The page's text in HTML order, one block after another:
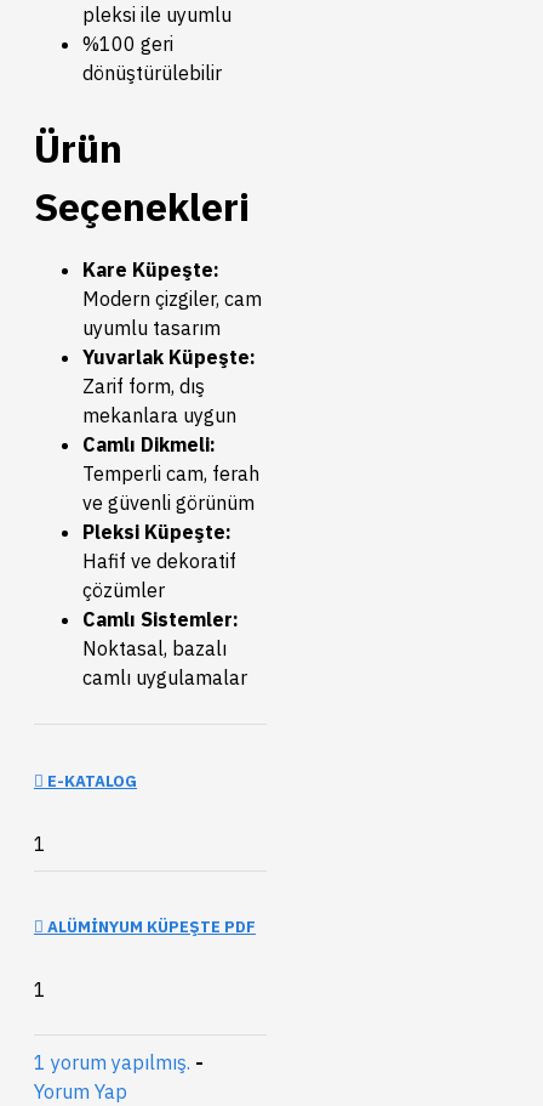
pleksi ile uyumlu
%100 geri
dönüştürülebilir
Ürün
Seçenekleri
Kare Küpeşte:
Modern çizgiler, cam
uyumlu tasarım
Yuvarlak Küpeşte:
Zarif form, dış
mekanlara uygun
Camlı Dikmeli:
Temperli cam, ferah
ve güvenli görünüm
Pleksi Küpeşte:
Hafif ve dekoratif
çözümler
Camlı Sistemler:
Noktasal, bazalı
camlı uygulamalar
E-KATALOG
1
ALÜMINYUM KÜPEŞTE PDF
1
1 yorum yapılmış. -
Yorum Yap